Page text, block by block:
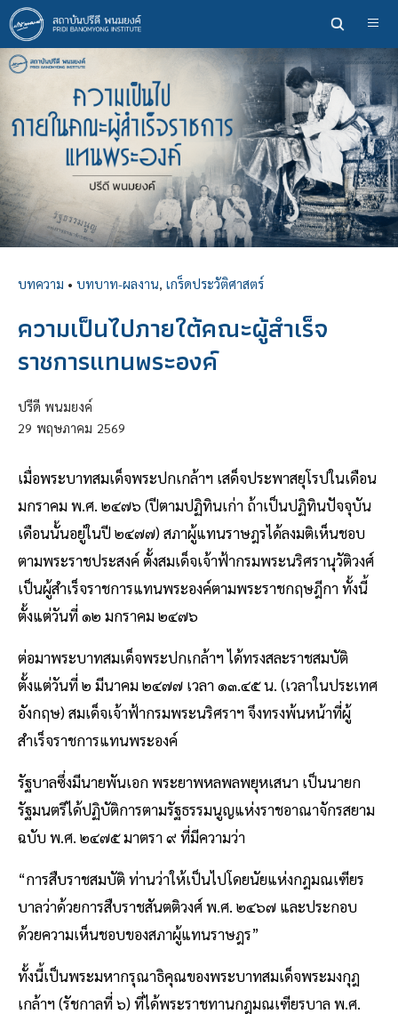
ข้าม
ไป
ยัง
เนื้อหา
บทความ • บทบาท-ผลงาน, เกร็ดประวัติศาสตร์
ความเป็นไปภายใต้คณะผู้สำเร็จ
ราชการแทนพระองค์
ปรีดี พนมยงค์
29 พฤษภาคม 2569
เมื่อพระบาทสมเด็จพระปกเกล้าฯ เสด็จประพาสยุโรปในเดือน
มกราคม พ.ศ. ๒๔๗๖ (ปีตามปฏิทินเก่า ถ้าเป็นปฏิทินปัจจุบัน
เดือนนั้นอยู่ในปี ๒๔๗๗) สภาผู้แทนราษฎรได้ลงมติเห็นชอบ
ตามพระราชประสงค์ ตั้งสมเด็จเจ้าฟ้ากรมพระนริศรานุวัติวงศ์
เป็นผู้สำเร็จราชการแทนพระองค์ตามพระราชกฤษฎีกา ทั้งนี้
ตั้งแต่วันที่ ๑๒ มกราคม ๒๔๗๖
ต่อมาพระบาทสมเด็จพระปกเกล้าฯ ได้ทรงสละราชสมบัติ
ตั้งแต่วันที่ ๒ มีนาคม ๒๔๗๗ เวลา ๑๓.๔๕ น. (เวลาในประเทศ
อังกฤษ) สมเด็จเจ้าฟ้ากรมพระนริศราฯ จึงทรงพ้นหน้าที่ผู้
สำเร็จราชการแทนพระองค์
รัฐบาลซึ่งมีนายพันเอก พระยาพหลพลพยุหเสนา เป็นนายก
รัฐมนตรีได้ปฏิบัติการตามรัฐธรรมนูญแห่งราชอาณาจักรสยาม
ฉบับ พ.ศ. ๒๔๗๕ มาตรา ๙ ที่มีความว่า
“การสืบราชสมบัติ ท่านว่าให้เป็นไปโดยนัยแห่งกฎมณเฑียร
บาลว่าด้วยการสืบราชสันตติวงศ์ พ.ศ. ๒๔๖๗ และประกอบ
ด้วยความเห็นชอบของสภาผู้แทนราษฎร”
ทั้งนี้เป็นพระมหากรุณาธิคุณของพระบาทสมเด็จพระมงกุฎ
เกล้าฯ (รัชกาลที่ ๖) ที่ได้พระราชทานกฎมณเฑียรบาล พ.ศ.